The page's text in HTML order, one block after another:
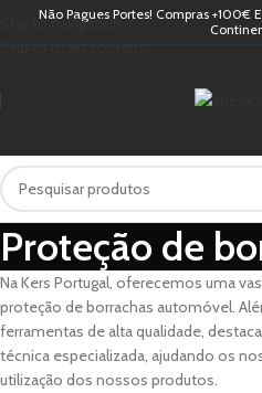
Skip to navigation
Não Pagues Portes! Compras +100€
Proteção de
Na Kers Portugal, oferecemos uma
proteção de borrachas automóvel.
ferramentas de alta qualidade,
técnica especializada, ajudando os
utilização dos nossos produtos.